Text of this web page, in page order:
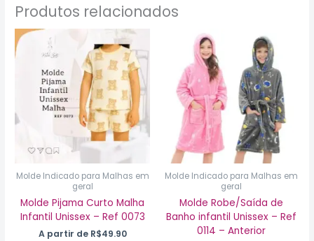
Produtos relacionados
Molde Indicado para Malhas em
geral
Molde Pijama Curto Malha
Infantil Unissex – Ref 0073
A partir de R$49.90
Este
produto
tem
várias
variantes.
As
opções
podem
ser
escolhidas
na
do
produto
Molde Indicado para Malhas em
geral
Molde Robe/Saída de
Banho infantil Unissex – Ref
0114 – Anterior
Este
produto
tem
várias
As
opções
podem
ser
na
do
produto